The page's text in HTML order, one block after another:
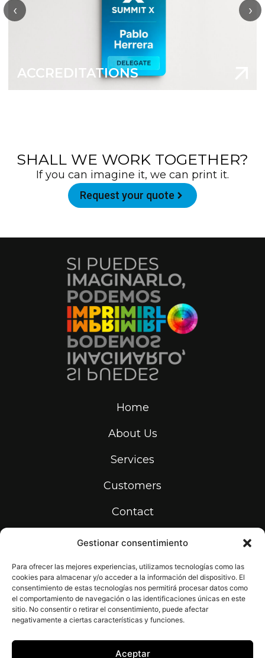
Gestionar consentimiento
Para ofrecer las mejores experiencias, utilizamos tecnologías como las
cookies para almacenar y/o acceder a la información del dispositivo. El
consentimiento de estas tecnologías nos permitirá procesar datos como
el comportamiento de navegación o las identificaciones únicas en este
sitio. No consentir o retirar el consentimiento, puede afectar
negativamente a ciertas características y funciones.
Aceptar
‹
ACCREDITATIONS
›
SHALL WE WORK TOGETHER?
If you can imagine it, we can print it.
Request your quote
Home
About Us
Services
Customers
Contact
934 531 736
Carrer de la Riera dels Frares, 22,
08907 L'Hospitalet de Llobregat,
Barcelona